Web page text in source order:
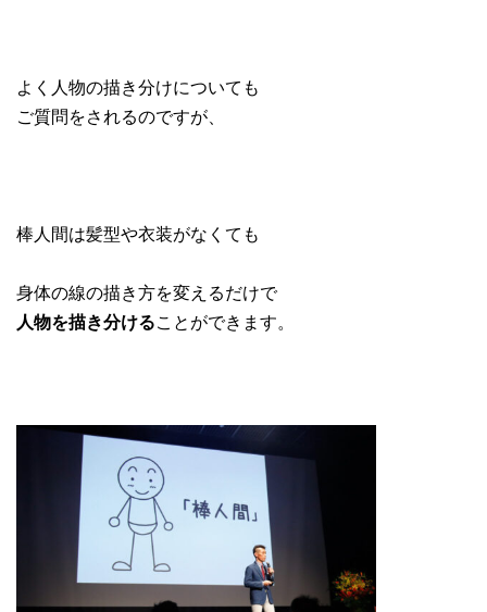
よく人物の描き分けについても
ご質問をされるのですが、
棒人間は髪型や衣装がなくても
身体の線の描き方を変えるだけで
人物を描き分けることができます。